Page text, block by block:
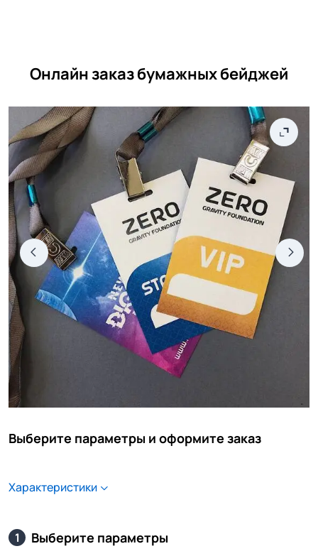
Онлайн заказ бумажных бейджей
Выберите параметры и оформите заказ
Характеристики
1 Выберите параметры